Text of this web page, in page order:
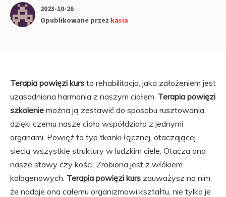
2023-10-26
Opublikowane przez kasia
Terapia powięzi kurs to rehabilitacja, jaka założeniem jest
uzasadniona harmonia z naszym ciałem. Terapia powięzi
szkolenie można ją zestawić do sposobu rusztowania,
dzięki czemu nasze ciało współdziała z jednymi
organami. Powięź to typ tkanki łącznej, otaczającej
siecią wszystkie struktury w ludzkim ciele. Otacza ona
nasze stawy czy kości. Zrobiona jest z włókiem
kolagenowych. Terapia powięzi kurs zauważysz na nim,
że nadaje ona całemu organizmowi kształtu, nie tylko je